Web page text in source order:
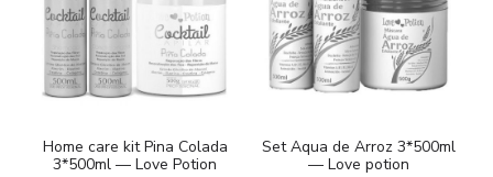
Home care kit Pina Colada
3*500ml — Love Potion
Set Aqua de Arroz 3*500ml
— Love potion